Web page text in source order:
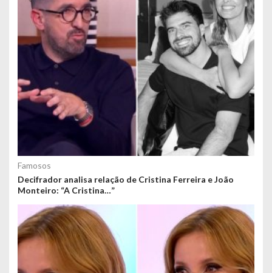
Famosos
Decifrador analisa relação de Cristina Ferreira e João
Monteiro: “A Cristina…”